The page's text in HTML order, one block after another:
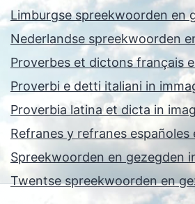
Limburgse spreekwoorden en
Nederlandse spreekwoorden
Proverbes et dictons français
Proverbi e detti italiani in
Proverbia latina et dicta in
Refranes y refranes españoles
Spreekwoorden en gezegden
Twentse spreekwoorden en